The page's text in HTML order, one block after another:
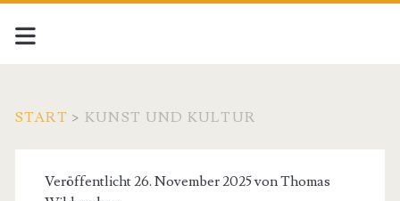
START > KUNST UND KULTUR
Kategorie:
Veröffentlicht 26. November 2025 vonThomas